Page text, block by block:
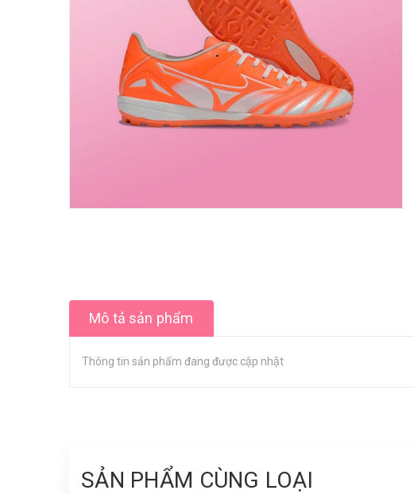
Mô tả sản phẩm
Thông tin sản phẩm đang được cập nhật
SẢN PHẨM CÙNG LOẠI